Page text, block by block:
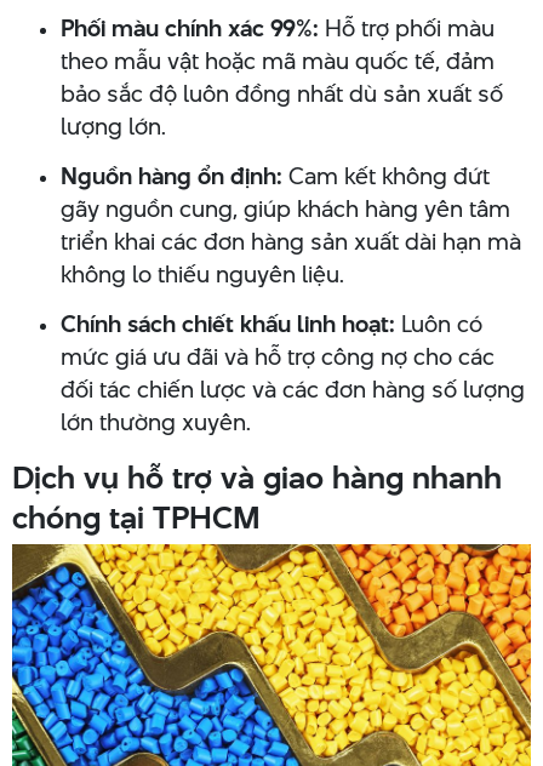
Phối màu chính xác 99%: Hỗ trợ phối màu
theo mẫu vật hoặc mã màu quốc tế, đảm
bảo sắc độ luôn đồng nhất dù sản xuất số
lượng lớn.
Nguồn hàng ổn định: Cam kết không đứt
gãy nguồn cung, giúp khách hàng yên tâm
triển khai các đơn hàng sản xuất dài hạn mà
không lo thiếu nguyên liệu.
Chính sách chiết khấu linh hoạt: Luôn có
mức giá ưu đãi và hỗ trợ công nợ cho các
đối tác chiến lược và các đơn hàng số lượng
lớn thường xuyên.
Dịch vụ hỗ trợ và giao hàng nhanh
chóng tại TPHCM